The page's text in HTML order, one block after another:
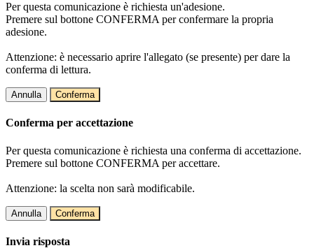
Per questa comunicazione è richiesta un'adesione.
Premere sul bottone CONFERMA per confermare la propria
adesione.
Attenzione: è necessario aprire l'allegato (se presente) per dare la
conferma di lettura.
Annulla Conferma
Conferma per accettazione
Per questa comunicazione è richiesta una conferma di accettazione.
Premere sul bottone CONFERMA per accettare.
Attenzione: la scelta non sarà modificabile.
Annulla Conferma
Invia risposta